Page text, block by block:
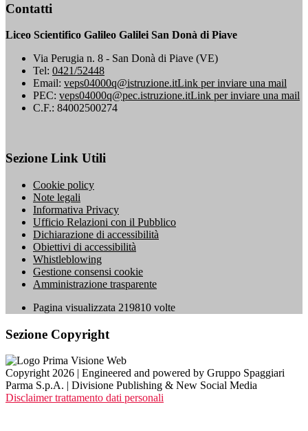
Contatti
Liceo Scientifico Galileo Galilei San Donà di Piave
Via Perugia n. 8 - San Donà di Piave (VE)
Tel: 0421/52448
Email: veps04000q@istruzione.itLink per inviare una mail
PEC: veps04000q@pec.istruzione.itLink per inviare una mail
C.F.: 84002500274
Sezione Link Utili
Cookie policy
Note legali
Informativa Privacy
Ufficio Relazioni con il Pubblico
Dichiarazione di accessibilità
Obiettivi di accessibilità
Whistleblowing
Gestione consensi cookie
Amministrazione trasparente
Pagina visualizzata 219810 volte
Sezione Copyright
Copyright 2026 | Engineered and powered by Gruppo Spaggiari
Parma S.p.A. | Divisione Publishing & New Social Media
Disclaimer trattamento dati personali